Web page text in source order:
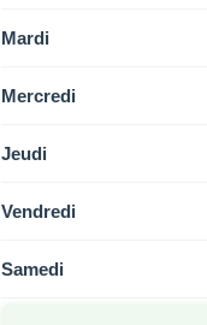
Mardi
Mercredi
Jeudi
Vendredi
Samedi